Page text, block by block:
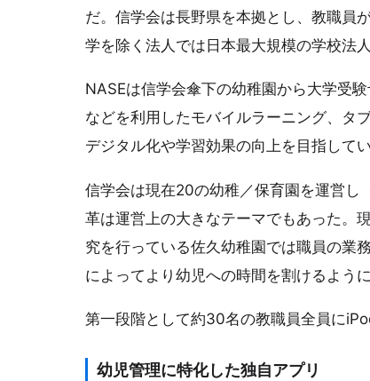
だ。信学会は長野県を本拠とし、教職員
学を除く法人では日本最大規模の学校法人
NASEは信学会傘下の幼稚園から大学受
などを利用したモバイルラーニング、タ
デジタル化や学習効果の向上を目指してい
信学会は現在20の幼稚／保育園を運営し
革は運営上の大きなテーマでもあった。
究を行っている佐久幼稚園では職員の業
によってより幼児への時間を割けるよう
第一段階として約30名の教職員全員に
幼児管理に特化した独自アプリ